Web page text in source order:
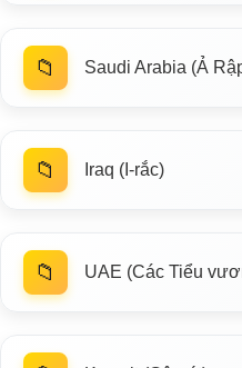
📁 Saudi Arabia (Ả
📁 Iraq (I-rắc)
📁 UAE (Các Tiểu